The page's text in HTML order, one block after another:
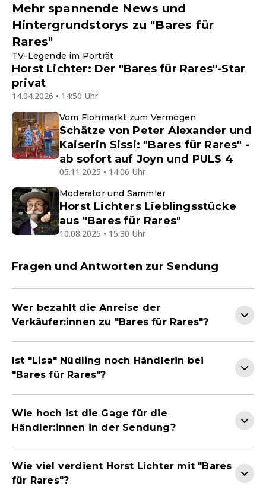
Mehr spannende News und
Hintergrundstorys zu "Bares für
Rares"
TV-Legende im Porträt
Horst Lichter: Der "Bares für Rares"-Star
privat
14.04.2026 • 14:50 Uhr
Vom Flohmarkt zum Vermögen
Schätze von Peter Alexander und
Kaiserin Sissi: "Bares für Rares" -
ab sofort auf Joyn und PULS 4
05.11.2025 • 14:06 Uhr
Moderator und Sammler
Horst Lichters Lieblingsstücke
aus "Bares für Rares"
10.08.2025 • 15:30 Uhr
Fragen und Antworten zur Sendung
Wer bezahlt die Anreise der
Verkäufer:innen zu "Bares für Rares"?
Ist "Lisa" Nüdling noch Händlerin bei
"Bares für Rares"?
Wie hoch ist die Gage für die
Händler:innen in der Sendung?
Wie viel verdient Horst Lichter mit "Bares
für Rares"?